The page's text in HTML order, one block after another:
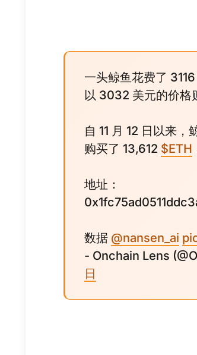
一头鲸鱼花费了
以 3032 美元的价格
自 11 月 12 日以来
购买了 13,612 $ETH
地址：
数据 @nansen_ai
- Onchain Lens
日